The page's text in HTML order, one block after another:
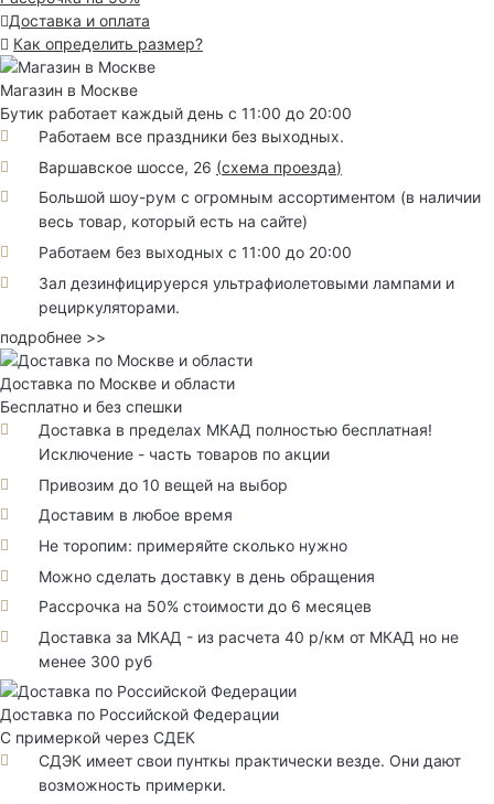
Доставка и оплата
Как определить размер?
Магазин в Москве
Бутик работает каждый день с 11:00 до 20:00
Работаем все праздники без выходных.
Варшавское шоссе, 26 (схема проезда)
Большой шоу-рум с огромным ассортиментом (в наличии
весь товар, который есть на сайте)
Работаем без выходных с 11:00 до 20:00
Зал дезинфицируерся ультрафиолетовыми лампами и
рециркуляторами.
подробнее >>
Доставка по Москве и области
Бесплатно и без спешки
Доставка в пределах МКАД полностью бесплатная!
Исключение - часть товаров по акции
Привозим до 10 вещей на выбор
Доставим в любое время
Не торопим: примеряйте сколько нужно
Можно сделать доставку в день обращения
Рассрочка на 50% стоимости до 6 месяцев
Доставка за МКАД - из расчета 40 р/км от МКАД но не
менее 300 руб
Доставка по Российской Федерации
С примеркой через СДЕК
СДЭК имеет свои пунткы практически везде. Они дают
возможность примерки.